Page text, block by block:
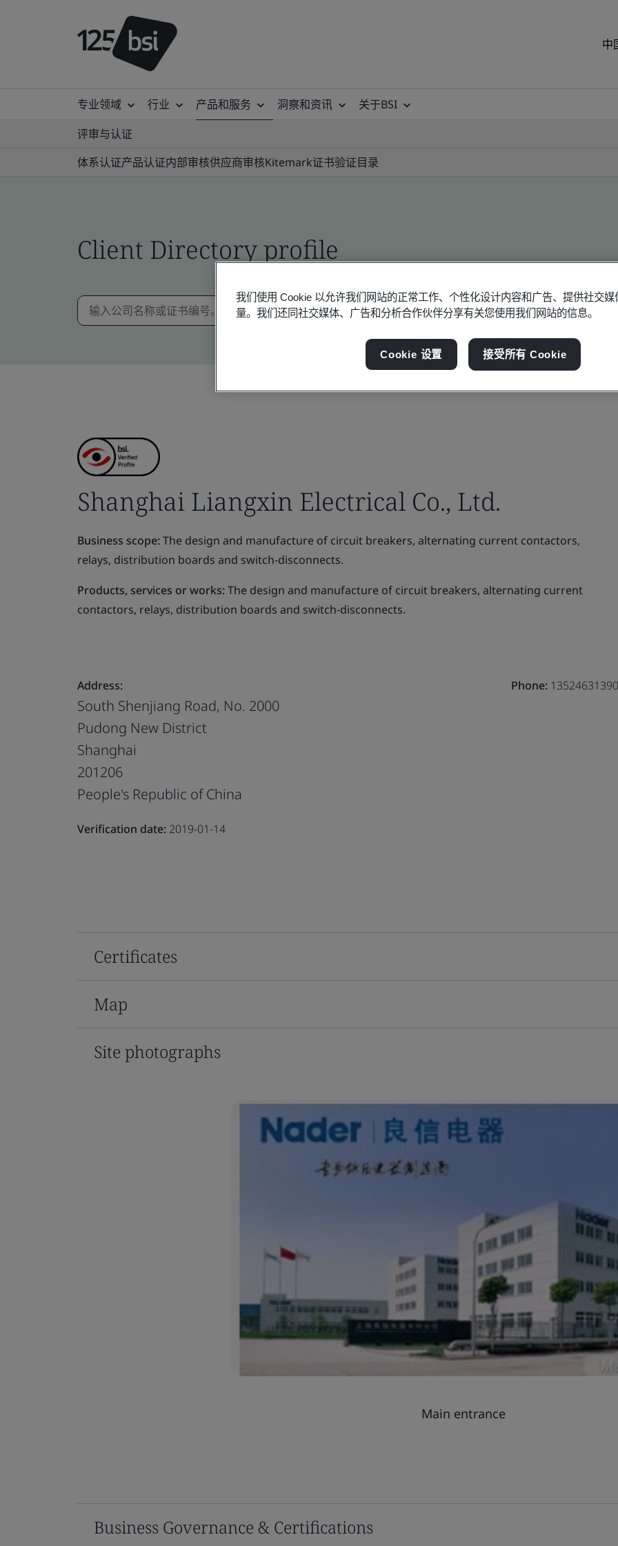
中
专业领域 行业 产品和服务 洞察和资讯
关于BSI
评审与认证
体系认证产品认证内部审核供应商审核Kitemark证书验证目录
Client Directory profile
Shanghai Liangxin Electrical Co., Ltd.
Business scope:The design and manufacture of circuit breakers, alternating current contactors,
relays, distribution boards and switch-disconnects.
Products, services or works:The design and manufacture of circuit breakers, alternating current
contactors, relays, distribution boards and switch-disconnects.
Address:
South Shenjiang Road, No. 2000
Pudong New District
Shanghai
201206
People's Republic of China
Verification date: 2019-01-14
Phone:13524631390
Certificates
Map
Site photographs
Main entrance
Business Governance & Certifications
我们使用 Cookie 以允许我们网站的正常工作、个性化设计内容和广告、提供社交媒
量。我们还同社交媒体、广告和分析合作伙伴分享有关您使用我们网站的信息。
Cookie 设置 接受所有 Cookie